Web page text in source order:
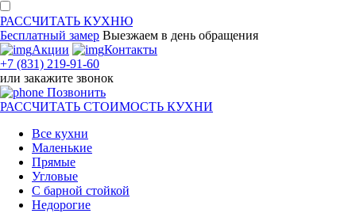
РАССЧИТАТЬ КУХНЮ
Бесплатный замер Выезжаем в день обращения
Акции
Контакты
+7 (831) 219-91-60
или закажите звонок
Позвонить
РАССЧИТАТЬ СТОИМОСТЬ КУХНИ
Все кухни
Маленькие
Прямые
Угловые
С барной стойкой
Недорогие